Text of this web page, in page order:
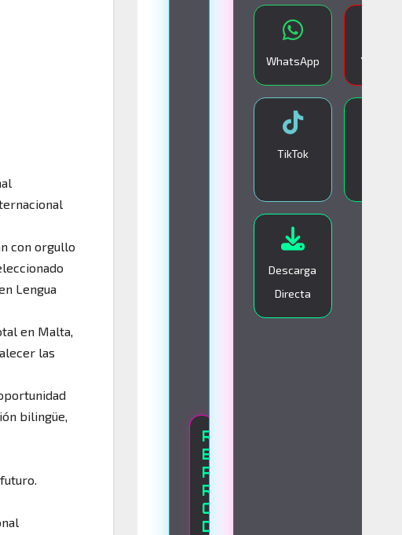
con orgullo
Lengua
en Malta,
las
bilingüe,
R
E
P
R
O
D
WhatsApp YouTube
TikTok
Descarga
Directa